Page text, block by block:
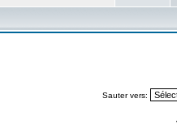
Sauter vers: